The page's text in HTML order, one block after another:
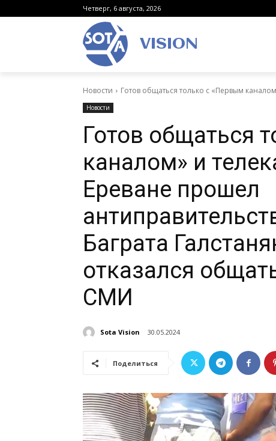
Четверг, 6 августа, 2026
VISION
Новости Готов общаться только с «Первым
Новости
Готов общаться
каналом» и
Ереване прошел
Баграта
отказался
СМИ
Sota Vision 30.05.2024
Поделиться